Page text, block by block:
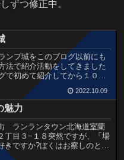
ずつ修正中。
ンプ城をこのブログ以前にも
法で紹介活動をしてきました
で初めて紹介してから１０年
した。なんだか、感慨深いで
今回の訪問写真は2021年2月
９月に車に跳ねられて亡く
った...
2022.10.09
魅力
ランランタウン北海道室蘭
丁目３−１８突然ですが、「場
きですか?ぼくはお察しのとお
んですよねー。秘密感・劣化